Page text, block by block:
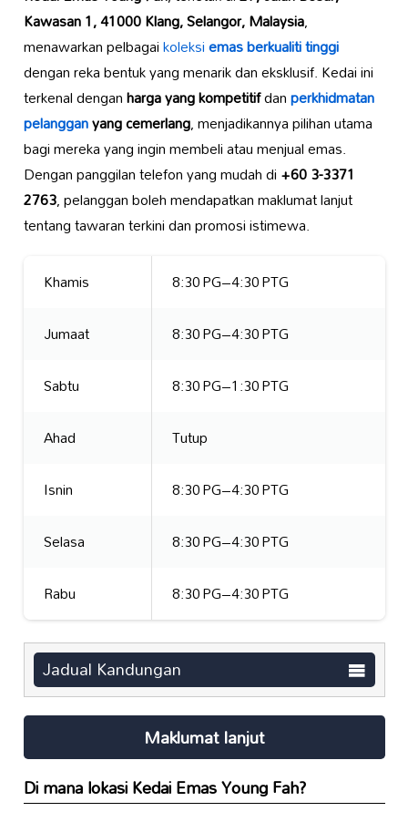
Kawasan 1, 41000 Klang, Selangor, Malaysia,
menawarkan pelbagaikoleksiemas berkualiti tinggi
dengan reka bentuk yang menarik dan eksklusif. Kedai ini
terkenal denganharga yang kompetitifdanperkhidmatan
pelangganyang cemerlang, menjadikannya pilihan utama
bagi mereka yang ingin membeli atau menjual emas.
Dengan panggilan telefon yang mudah di+60 3-3371
2763, pelanggan boleh mendapatkan maklumat lanjut
tentang tawaran terkini dan promosi istimewa.
Khamis
8:30 PG–4:30 PTG
Jumaat
8:30 PG–4:30 PTG
Sabtu
8:30 PG–1:30 PTG
Ahad
Tutup
Isnin
8:30 PG–4:30 PTG
Selasa
8:30 PG–4:30 PTG
Rabu
8:30 PG–4:30 PTG
Jadual Kandungan
Maklumat lanjut
Di mana lokasiKedai Emas Young Fah?